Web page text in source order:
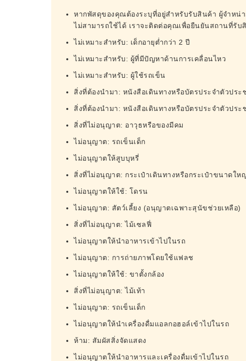
หากพัสดุของคุณต้องระบุที่อยู่สำหรับรับสินค้า ผู้จำหน่
ไม่สามารถใช้ได้ เราจะติดต่อคุณเพื่อยืนยันสถานที่รับ
ไม่เหมาะสำหรับ: เด็กอายุต่ำกว่า 2 ปี
ไม่เหมาะสำหรับ: ผู้ที่มีปัญหาด้านการเคลื่อนไหว
ไม่เหมาะสำหรับ: ผู้ใช้รถเข็น
สิ่งที่ต้องนำมา: หนังสือเดินทางหรือบัตรประจำตัวประ
สิ่งที่ต้องนำมา: หนังสือเดินทางหรือบัตรประจำตัวประ
สิ่งที่ไม่อนุญาต: อาวุธหรือของมีคม
ไม่อนุญาต: รถเข็นเด็ก
ไม่อนุญาตให้สูบบุหรี่
สิ่งที่ไม่อนุญาต: กระเป๋าเดินทางหรือกระเป๋าขนาดให
ไม่อนุญาตให้ใช้: โดรน
ไม่อนุญาต: สัตว์เลี้ยง (อนุญาตเฉพาะสุนัขช่วยเหลือ)
สิ่งที่ไม่อนุญาต: ไม้เซลฟี่
ไม่อนุญาตให้นำอาหารเข้าไปในรถ
ไม่อนุญาต: การถ่ายภาพโดยใช้แฟลช
ไม่อนุญาตให้ใช้: ขาตั้งกล้อง
สิ่งที่ไม่อนุญาต: ไม้เท้า
ไม่อนุญาต: รถเข็นเด็ก
ไม่อนุญาตให้นำเครื่องดื่มแอลกอฮอล์เข้าไปในรถ
ห้าม: สัมผัสสิ่งจัดแสดง
ไม่อนุญาตให้นำอาหารและเครื่องดื่มเข้าไปในรถ